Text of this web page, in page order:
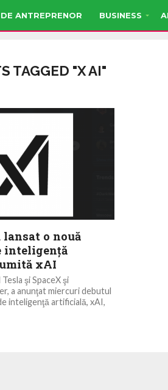
ANTREPRENOR BUSINESS
TAGGED "X AI"
o nouă
inteligenţă
xAI
şi SpaceX şi
a anunţat miercuri debutul
inteligenţă artificială, xAI,